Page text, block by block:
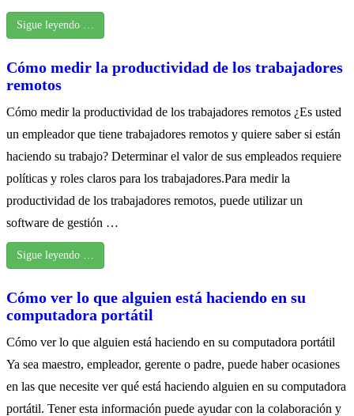
Sigue leyendo …
Cómo medir la productividad de los trabajadores
remotos
Cómo medir la productividad de los trabajadores remotos ¿Es usted
un empleador que tiene trabajadores remotos y quiere saber si están
haciendo su trabajo? Determinar el valor de sus empleados requiere
políticas y roles claros para los trabajadores.Para medir la
productividad de los trabajadores remotos, puede utilizar un
software de gestión …
Sigue leyendo …
Cómo ver lo que alguien está haciendo en su
computadora portátil
Cómo ver lo que alguien está haciendo en su computadora portátil
Ya sea maestro, empleador, gerente o padre, puede haber ocasiones
en las que necesite ver qué está haciendo alguien en su computadora
portátil. Tener esta información puede ayudar con la colaboración y